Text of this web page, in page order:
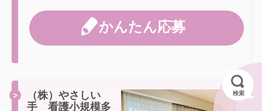
かんたん応募
（株）やさしい
手 看護小規模多
検索